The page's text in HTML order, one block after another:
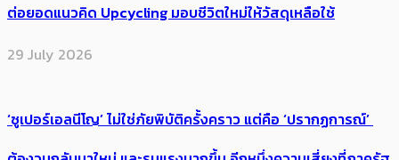
ต่อยอดแนวคิด Upcycling มอบชีวิตใหม่ให้วัสดุเหลือใช้
29 July 2026
‘ซูเปอร์เอลนีโญ’ ไม่ใช่ภัยพิบัติครั้งคราว แต่คือ ‘ปรากฏการณ์’ ​